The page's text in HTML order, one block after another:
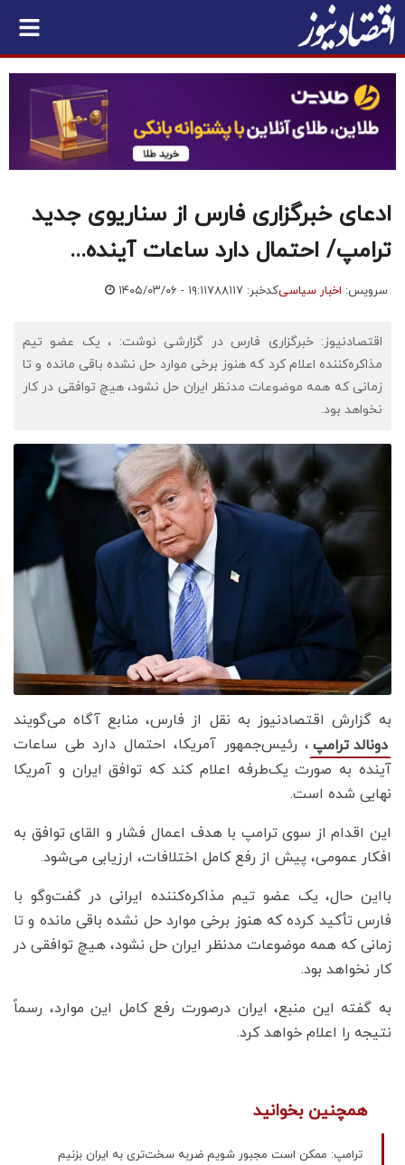
ادعای خبرگزاری فارس از سناریوی جدید
ترامپ/ احتمال دارد ساعات آینده...
سرویس: اخبار سیاسیکدخبر: ۷۸۸۱۱۷ ۱۴۰۵/۰۳/۰۶ - ۱۹:۱۱
اقتصادنیوز: خبرگزاری فارس در گزارشی نوشت: ، یک عضو تیم
مذاکره‌کننده اعلام کرد که هنوز برخی موارد حل نشده باقی مانده و تا
زمانی که همه موضوعات مدنظر ایران حل نشود، هیچ توافقی در کار
نخواهد بود.
به گزارش اقتصادنیوز به نقل از فارس، منابع آگاه می‌گویند
دونالد ترامپ ، رئیس‌جمهور آمریکا، احتمال دارد طی ساعات
آینده به صورت یک‌طرفه اعلام کند که توافق ایران و آمریکا
نهایی شده است.
این اقدام از سوی ترامپ با هدف اعمال فشار و القای توافق به
افکار عمومی، پیش از رفع کامل اختلافات، ارزیابی می‌شود.
بااین حال، یک عضو تیم مذاکره‌کننده ایرانی در گفت‌وگو با
فارس تأکید کرده که هنوز برخی موارد حل نشده باقی مانده و تا
زمانی که همه موضوعات مدنظر ایران حل نشود، هیچ توافقی در
کار نخواهد بود.
به گفته این منبع، ایران درصورت رفع کامل این موارد، رسماً
نتیجه را اعلام خواهد کرد.
همچنین بخوانید
ترامپ: ممکن است مجبور شویم ضربه سخت‌تری به ایران بزنیم